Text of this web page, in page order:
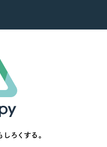
ろくする。